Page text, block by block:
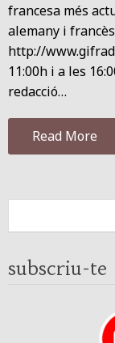
francesa més
alemany i
http://
11:00h i a les
redacció…
Read More
subscriu-te